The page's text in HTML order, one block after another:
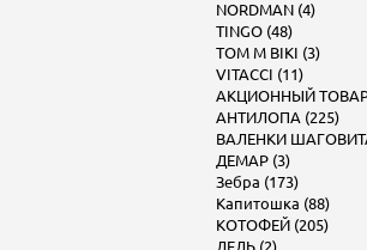
NORDMAN (4)
TINGO (48)
TOM M BIKI (3)
VITACCI (11)
АКЦИОННЫЙ ТОВАР
АНТИЛОПА (225)
ВАЛЕНКИ
ДЕМАР (3)
Зебра (173)
Капитошка (88)
КОТОФЕЙ (205)